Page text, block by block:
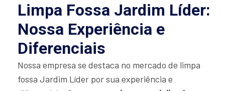
Limpa Fossa Jardim Líder:
Nossa Experiência e
Diferenciais
Nossa empresa se destaca no mercado de limpa
fossa Jardim Líder por sua experiência e